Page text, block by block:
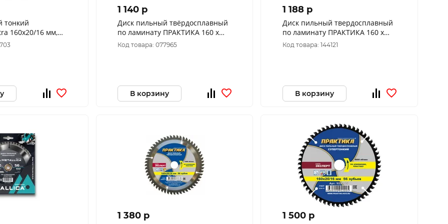
160x20/16 мм,
по ламинату,
1 140 p
Диск пильный твёрдосплавный
по ламинату ПРАКТИКА 160 х
20\16 мм, 48 зубов 031-174
Код товара: 077965
В корзину
1 188 p
Диск пильный твердосплавный
по ламинату ПРАКТИКА 160 х
20\16 мм, ТОНКИЙ, 48 зубьев
(921-954)
Код товара: 144121
В корзину
1 380 p 1 500 p